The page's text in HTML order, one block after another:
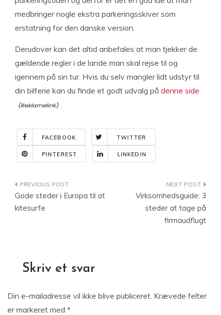
medbringer nogle ekstra parkeringsskiver som
erstatning for den danske version.
Derudover kan det altid anbefales at man tjekker de
gældende regler i de lande man skal rejse til og
igennem på sin tur. Hvis du selv mangler lidt udstyr til
din bilferie kan du finde et godt udvalg på denne side
.
FACEBOOK TWITTER
PINTEREST LINKEDIN
Indlægsnavigation
Gode steder i Europa til at
kitesurfe
Virksomhedsguide: 3
steder at tage på
firmaudflugt
Skriv et svar
Din e-mailadresse vil ikke blive publiceret. Krævede felter
er markeret med *